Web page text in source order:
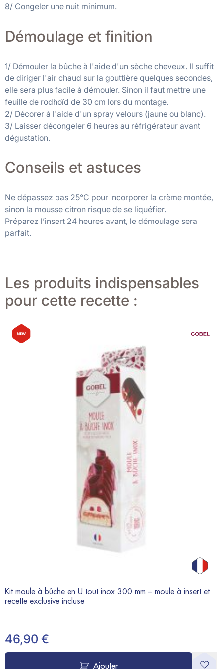
8/ Congeler une nuit minimum.
Démoulage et finition
1/ Démouler la bûche à l'aide d'un sèche cheveux. Il suffit
de diriger l'air chaud sur la gouttière quelques secondes,
elle sera plus facile à démouler. Sinon il faut mettre une
feuille de rodhoïd de 30 cm lors du montage.
2/ Décorer à l'aide d'un spray velours (jaune ou blanc).
3/ Laisser décongeler 6 heures au réfrigérateur avant
dégustation.
Conseils et astuces
Ne dépassez pas 25°C pour incorporer la crème montée,
sinon la mousse citron risque de se liquéfier.
Préparez l’insert 24 heures avant, le démoulage sera
parfait.
Les produits indispensables
pour cette recette :
Kit moule à bûche en U tout inox 300 mm – moule à insert et
recette exclusive incluse
46,90 €
Ajouter